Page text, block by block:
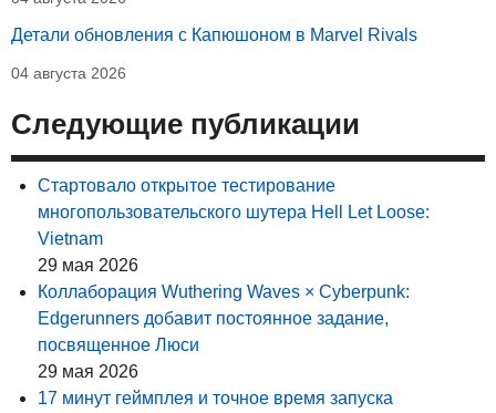
Детали обновления с Капюшоном в Marvel Rivals
04 августа 2026
Следующие публикации
Стартовало открытое тестирование
многопользовательского шутера Hell Let Loose:
Vietnam
29 мая 2026
Коллаборация Wuthering Waves × Cyberpunk:
Edgerunners добавит постоянное задание,
посвященное Люси
29 мая 2026
17 минут геймплея и точное время запуска